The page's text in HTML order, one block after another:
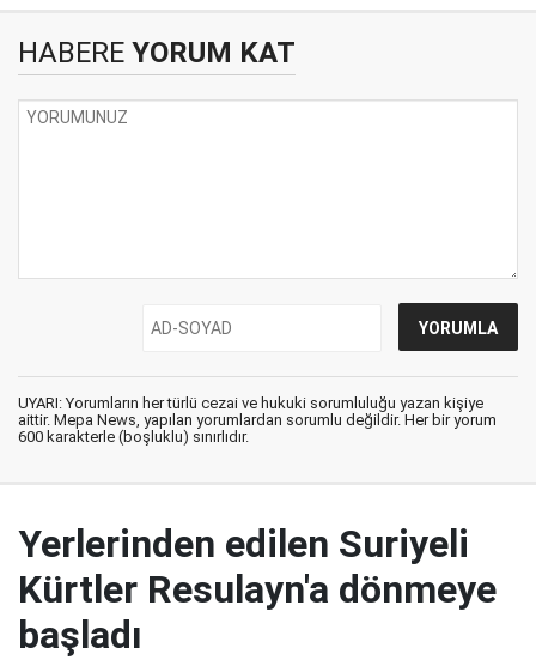
HABERE YORUM KAT
UYARI: Yorumların her türlü cezai ve hukuki sorumluluğu yazan kişiye
aittir. Mepa News, yapılan yorumlardan sorumlu değildir. Her bir yorum
600 karakterle (boşluklu) sınırlıdır.
Yerlerinden edilen Suriyeli
Kürtler Resulayn'a dönmeye
başladı